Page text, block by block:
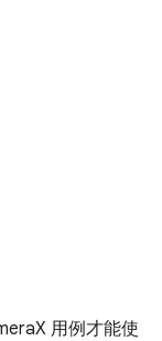
用例才能使